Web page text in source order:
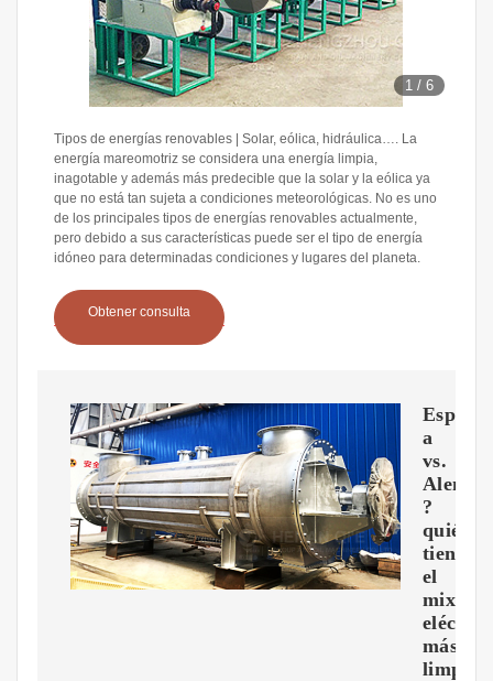
1 /6
Tipos de energías renovables | Solar, eólica, hidráulica…. La
energía mareomotriz se considera una energía limpia,
inagotable y además más predecible que la solar y la eólica ya
que no está tan sujeta a condiciones meteorológicas. No es uno
de los principales tipos de energías renovables actualmente,
pero debido a sus características puede ser el tipo de energía
idóneo para determinadas condiciones y lugares del planeta.
Obtener consulta
Espa?
a
vs.
?
quién
tiene
el
mix
más
limpio?